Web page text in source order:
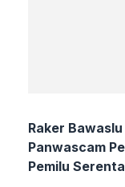
Raker
Panwascam
Pemilu